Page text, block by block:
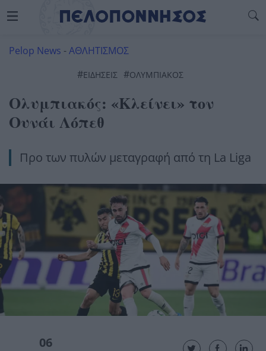
Pelop News -ΑΘΛΗΤΙΣΜΟΣ
#ΕΙΔΗΣΕΙΣ #ΟΛΥΜΠΙΑΚΌΣ
Ολυμπιακός: «Κλείνει» τον
Ουνάι Λόπεθ
Προ των πυλών μεταγραφή από τη La Liga
06